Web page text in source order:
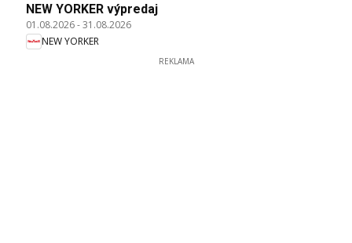
NEW YORKER výpredaj
01.08.2026-31.08.2026
NEW YORKER
REKLAMA